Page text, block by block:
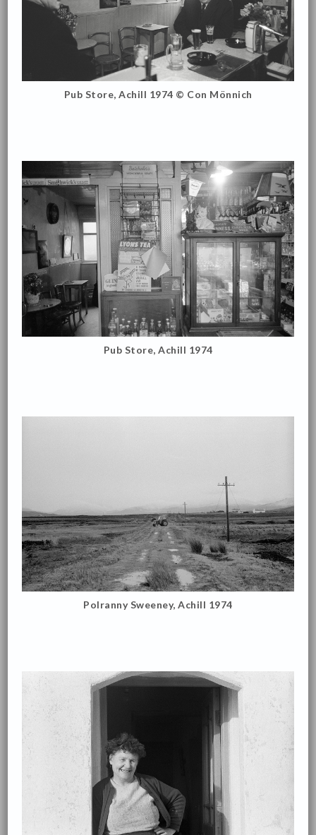
Pub Store, Achill 1974 © Con Mönnich
Pub Store, Achill 1974
Polranny Sweeney, Achill 1974